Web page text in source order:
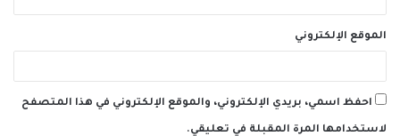
الموقع الإلكتروني
احفظ اسمي، بريدي الإلكتروني، والموقع الإلكتروني في هذا المتصفح
لاستخدامها المرة المقبلة في تعليقي.